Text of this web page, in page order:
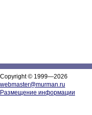
Copyright © 1999—2026
webmaster@murman.ru
Размещение информации